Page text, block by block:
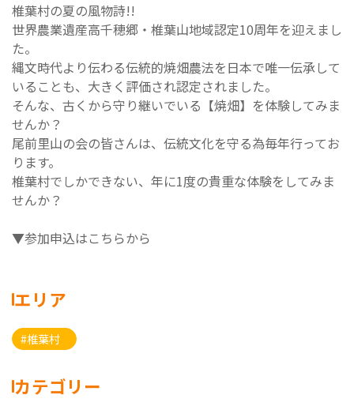
椎葉村の夏の風物詩!!
世界農業遺産高千穂郷・椎葉山地域認定10周年を迎えまし
た。
縄文時代より伝わる伝統的焼畑農法を日本で唯一伝承して
いることも、大きく評価され認定されました。
そんな、古くから守り継いでいる【焼畑】を体験してみま
せんか？
尾前里山の会の皆さんは、伝統文化を守る為毎年行ってお
ります。
椎葉村でしかできない、年に1度の貴重な体験をしてみま
せんか？
▼参加申込はこちらから
エリア
#椎葉村
カテゴリー